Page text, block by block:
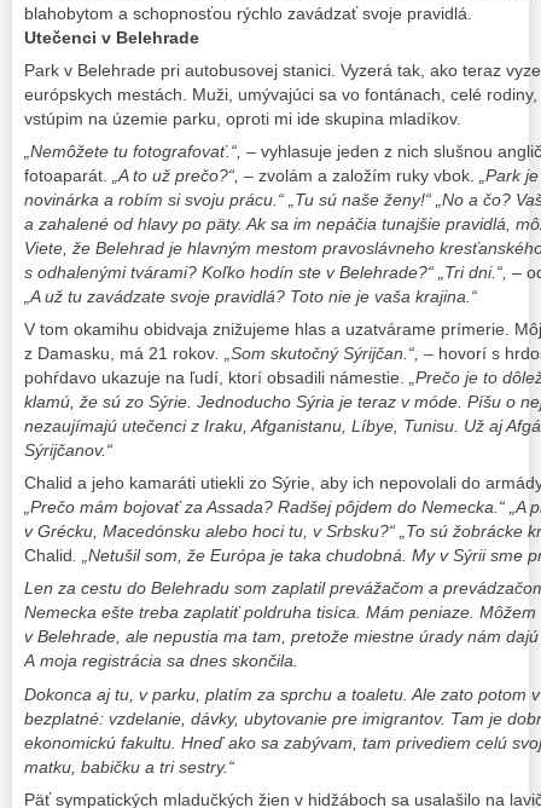
blahobytom a schopnosťou rýchlo zavádzať svoje pravidlá.
Utečenci v Belehrade
Park v Belehrade pri autobusovej stanici. Vyzerá tak, ako teraz
európskych mestách. Muži, umývajúci sa vo fontánach, celé
vstúpim na územie parku, oproti mi ide skupina mladíkov.
„Nemôžete tu fotografovať.“, – vyhlasuje jeden z nich slušnou
fotoaparát.
„A to už prečo?“, – zvolám a založím ruky vbok.
„Park
novinárka a robím si svoju prácu.“
„Tu sú naše ženy!“ „No a čo?
a zahalené od hlavy po päty. Ak sa im nepáčia tunajšie pravidlá,
Viete, že Belehrad je hlavným mestom pravoslávneho
s odhalenými tvárami? Koľko hodín ste v Belehrade?“ „Tri dni.“, –
„A už tu zavádzate svoje pravidlá? Toto nie je vaša krajina.“
V tom okamihu obidvaja znižujeme hlas a uzatvárame prímerie.
z Damasku, má 21 rokov . „Som skutočný Sýrijčan.“, – hovorí s
pohŕdavo ukazuje na ľudí, ktorí obsadili námestie.
„Prečo je to
klamú, že sú zo Sýrie. Jednoducho Sýria je teraz v móde. Píšu o
nezaujímajú utečenci z Iraku, Afganistanu, Líbye, Tunisu. Už aj
Sýrijčanov.“
Chalid a jeho kamaráti utiekli zo Sýrie, aby ich nepovolali do
„Prečo mám bojovať za Assada? Radšej pôjdem do Nemecka.“ „A
v Grécku, Macedónsku alebo hoci tu, v Srbsku?“ „To sú žobrácke
Chalid. „Netušil som, že Európa je taka chudobná. My v Sýrii sme
Len za cestu do Belehradu som zaplatil prevážačom a
Nemecka ešte treba zaplatiť poldruha tisíca. Mám peniaze.
v Belehrade, ale nepustia ma tam, pretože miestne úrady nám
A moja registrácia sa dnes skončila.
Dokonca aj tu, v parku, platím za sprchu a toaletu. Ale zato potom
bezplatné: vzdelanie, dávky, ubytovanie pre imigrantov. Tam je
ekonomickú fakultu. Hneď ako sa zabývam, tam privediem celú
matku, babičku a tri sestry.“
Päť sympatických mladučkých žien v hidžáboch sa usalašilo na